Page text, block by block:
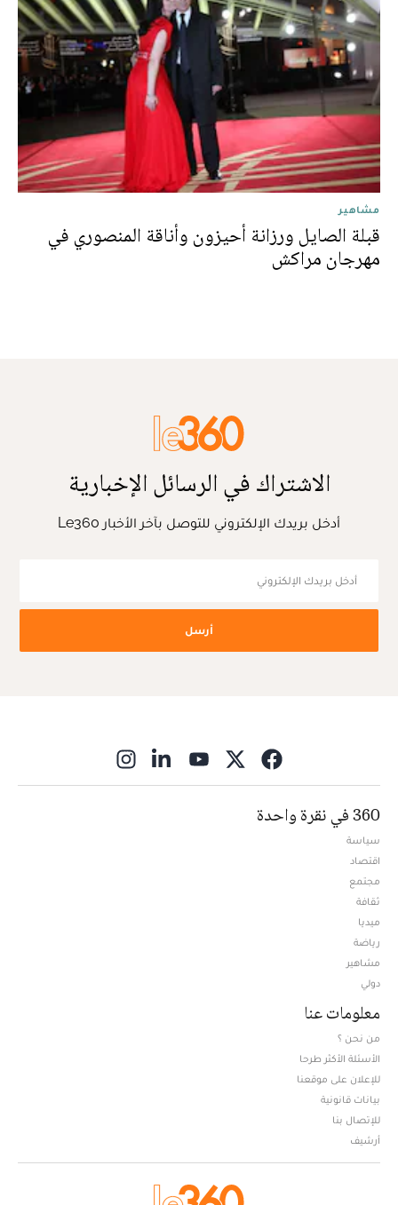
مشاهير
قبلة الصايل ورزانة أحيزون وأناقة المنصوري في
مهرجان مراكش
الاشتراك في الرسائل الإخبارية
أدخل بريدك الإلكتروني للتوصل بآخر الأخبار Le360
أرسل
360 في نقرة واحدة
سياسة
اقتصاد
مجتمع
ثقافة
ميديا
رياضة
مشاهير
دولي
معلومات عنا
من نحن ؟
الأسئلة الأكثر طرحا
للإعلان على موقعنا
بيانات قانونية
للإتصال بنا
أرشيف